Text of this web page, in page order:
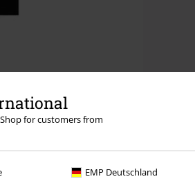
for customers from
EMP Deutschland